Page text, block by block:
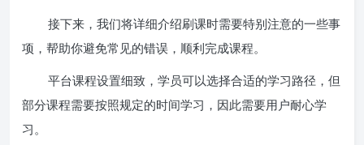
接下来，我们将详细介绍刷课时需要特别注意的一些事
项，帮助你避免常见的错误，顺利完成课程。
平台课程设置细致，学员可以选择合适的学习路径，但
部分课程需要按照规定的时间学习，因此需要用户耐心学
习。